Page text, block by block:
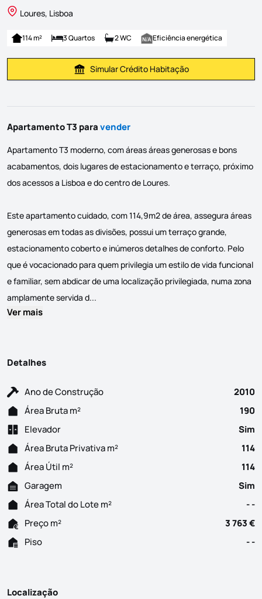
Loures, Lisboa
114 m² 3 Quartos 2 WC Eficiência energética
Simular Prestação
Simular Crédito Habitação
Apartamento T3 paravender
Apartamento T3 moderno, com áreas áreas generosas e bons
acabamentos, dois lugares de estacionamento e terraço, próximo
dos acessos a Lisboa e do centro de Loures.
Este apartamento cuidado, com 114,9m2 de área, assegura áreas
generosas em todas as divisões, possui um terraço grande,
estacionamento coberto e inúmeros detalhes de conforto. Pelo
que é vocacionado para quem privilegia um estilo de vida funcional
e familiar, sem abdicar de uma localização privilegiada, numa zona
amplamente servida d...
Ver mais
Detalhes
Ano de Construção
2010
Área Bruta m²
190
Elevador
Sim
Área Bruta Privativa m²
114
Área Útil m²
114
Garagem
Sim
Área Total do Lote m²
- -
Preço m²
3 763 €
Piso
- -
Localização